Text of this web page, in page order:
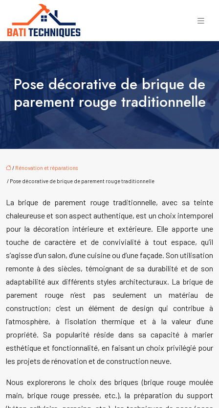
Pose décorative de brique de
parement rouge traditionnelle
/ Rénovation et réparations
/ Pose décorative de brique de parement rouge traditionnelle
La brique de parement rouge traditionnelle, avec sa teinte
chaleureuse et son aspect authentique, est un choix intemporel
pour la décoration intérieure et extérieure. Elle apporte une
touche de caractère et de convivialité à tout espace, qu’il
s’agisse d’un salon, d’une cuisine ou d’une façade. Son utilisation
remonte à des siècles, témoignant de sa durabilité et de son
adaptabilité aux différents styles architecturaux. La brique de
parement rouge n’est pas seulement un matériau de
construction; c’est un élément de design qui contribue à
l’atmosphère, à l’isolation thermique et à la valeur d’une
propriété. Sa popularité réside dans sa capacité à marier
esthétique et fonctionnalité, en faisant un choix privilégié pour
les projets de rénovation et de construction neuve.
Nous explorerons le choix des briques (brique rouge moulée
main, brique rouge pressée, etc.), la préparation du support